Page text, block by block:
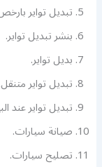
تبديل تواير
بنشر تبديل تواير.
بديل تواير.
تبديل تواير متنقل.
تبديل تواير عند
صيانة سيارات.
تصليح سيارات.